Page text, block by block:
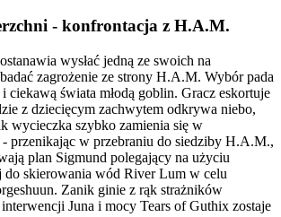
- konfrontacja z H.A.M.
wysłać jedną ze swoich na
zagrożenie ze strony H.A.M. Wybór pada
ciekawą świata młodą goblin. Gracz eskortuje
z dziecięcym zachwytem odkrywa niebo,
wycieczka szybko zamienia się w
- przenikając w przebraniu do siedziby H.A.M.,
plan Sigmund polegający na użyciu
do skierowania wód River Lum w celu
Zanik ginie z rąk strażników
Juna i mocy Tears of Guthix zostaje